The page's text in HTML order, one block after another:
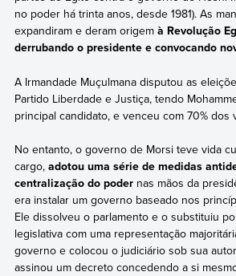
no poder há trinta anos, desde 1981). As
expandiram e deram origem à Revolução
derrubando o presidente e convocando
A Irmandade Muçulmana disputou as
Partido Liberdade e Justiça, tendo
principal candidato, e venceu com 70% dos
No entanto, o governo de Morsi teve vida
cargo, adotou uma série de medidas
centralização do podernas mãos da
era instalar um governo baseado nos
Ele dissolveu o parlamento e o substituiu
legislativa com uma representação
governo e colocou o judiciário sob sua
assinou um decreto concedendo a si